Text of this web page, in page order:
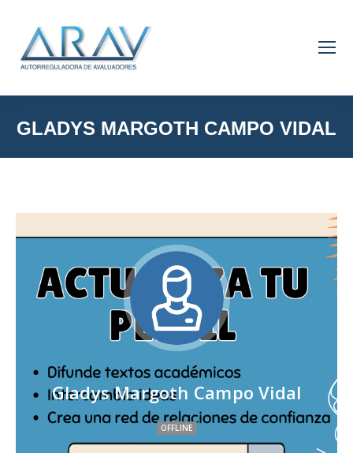
GLADYS MARGOTH CAMPO VIDAL
Gladys Margoth Campo Vidal
OFFLINE